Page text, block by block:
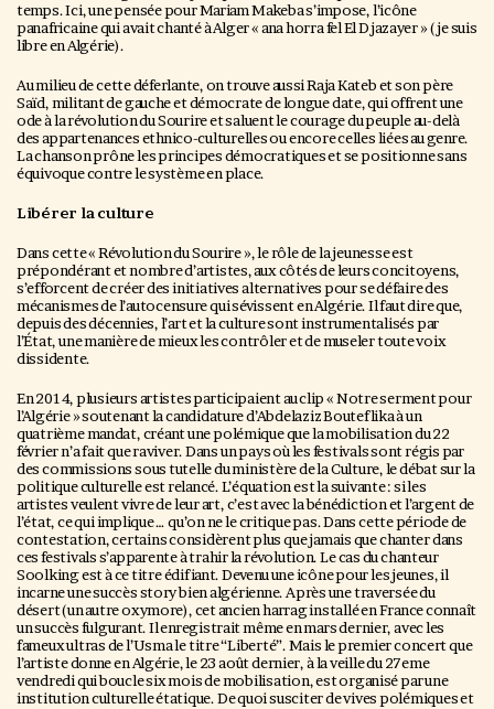
temps. Ici, une pensée pour Mariam Makeba s’impose, l’icône
panafricaine qui avait chanté à Alger « ana horra fel El Djazayer » (je suis
libre en Algérie).
Au milieu de cette déferlante, on trouve aussi Raja Kateb et son père
Saïd, militant de gauche et démocrate de longue date, qui offrent une
ode à la révolution du Sourire et saluent le courage du peuple au-delà
des appartenances ethnico-culturelles ou encore celles liées au genre.
La chanson prône les principes démocratiques et se positionne sans
équivoque contre le système en place.
Libérer la culture
Dans cette « Révolution du Sourire », le rôle de la jeunesse est
prépondérant et nombre d’artistes, aux côtés de leurs concitoyens,
s’efforcent de créer des initiatives alternatives pour se défaire des
mécanismes de l’autocensure qui sévissent en Algérie. Il faut dire que,
depuis des décennies, l’art et la culture sont instrumentalisés par
l’État, une manière de mieux les contrôler et de museler toute voix
dissidente.
En 2014, plusieurs artistes participaient au clip « Notre serment pour
l’Algérie » soutenant la candidature d’Abdelaziz Bouteflika à un
quatrième mandat, créant une polémique que la mobilisation du 22
février n’a fait que raviver. Dans un pays où les festivals sont régis par
des commissions sous tutelle du ministère de la Culture, le débat sur la
politique culturelle est relancé. L’équation est la suivante : si les
artistes veulent vivre de leur art, c’est avec la bénédiction et l’argent de
l’état, ce qui implique … qu’on ne le critique pas. Dans cette période de
contestation, certains considèrent plus que jamais que chanter dans
ces festivals s’apparente à trahir la révolution. Le cas du chanteur
Soolking est à ce titre édifiant. Devenu une icône pour les jeunes, il
incarne une succès story bien algérienne. Après une traversée du
désert (un autre oxymore), cet ancien harrag installé en France connaît
un succès fulgurant. Il enregistrait même en mars dernier, avec les
fameux ultras de l’Usma le titre “Liberté”. Mais le premier concert que
l’artiste donne en Algérie, le 23 août dernier, à la veille du 27eme
vendredi qui boucle six mois de mobilisation, est organisé par une
institution culturelle étatique. De quoi susciter de vives polémiques et